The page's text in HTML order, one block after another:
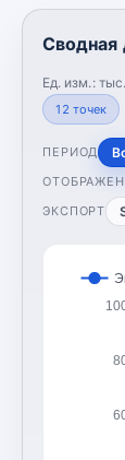
Ед. изм.:
12 точек
ПЕРИОД
ЭКСПОРТ